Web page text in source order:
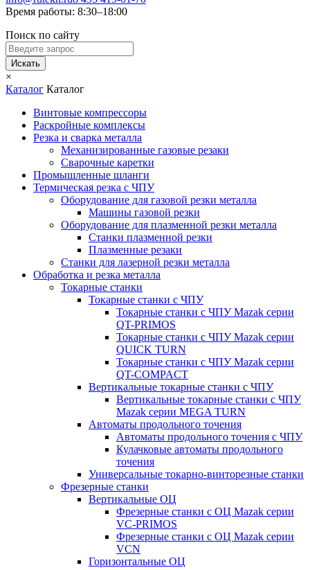
Время работы: 8:30–18:00
Поиск по сайту
Искать
×
Каталог Каталог
Винтовые компрессоры
Раскройные комплексы
Резка и сварка металла
Механизированные газовые резаки
Сварочные каретки
Промышленные шланги
Термическая резка с ЧПУ
Оборудование для газовой резки металла
Машины газовой резки
Оборудование для плазменной резки металла
Станки плазменной резки
Плазменные резаки
Станки для лазерной резки металла
Обработка и резка металла
Токарные станки
Токарные станки с ЧПУ
Токарные станки с ЧПУ Mazak серии
QT-PRIMOS
Токарные станки с ЧПУ Mazak серии
QUICK TURN
Токарные станки с ЧПУ Mazak серии
QT-COMPACT
Вертикальные токарные станки с ЧПУ
Вертикальные токарные станки с ЧПУ
Mazak серии MEGA TURN
Автоматы продольного точения
Автоматы продольного точения с ЧПУ
Кулачковые автоматы продольного
точения
Универсальные токарно-винторезные станки
Фрезерные станки
Вертикальные ОЦ
Фрезерные станки с ОЦ Mazak серии
VC-PRIMOS
Фрезерные станки с ОЦ Mazak серии
VCN
Горизонтальные ОЦ